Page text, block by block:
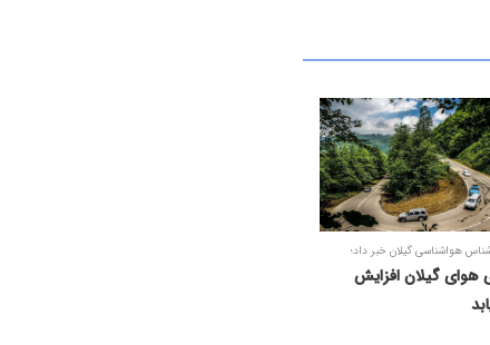
هواشناسی گیلان خبر داد؛
هوای گیلان افزایش